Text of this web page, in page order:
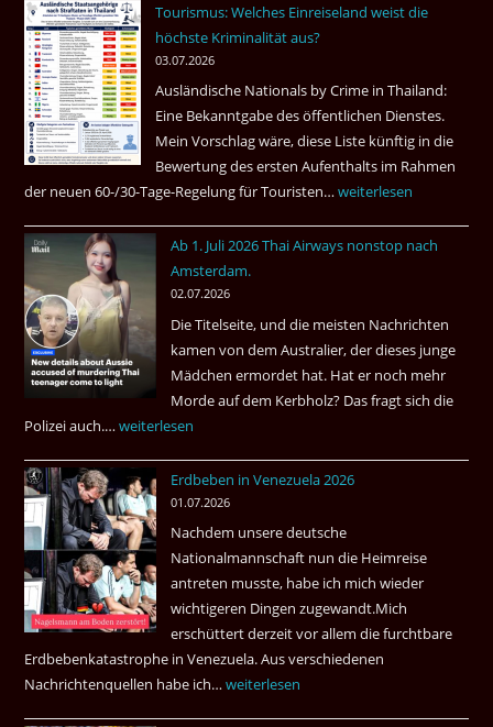
das
Gebiet
Tourismus: Welches Einreiseland weist die
höchste Kriminalität aus?
03.07.2026
Ausländische Nationals by Crime in Thailand:
Eine Bekanntgabe des öffentlichen Dienstes.
Mein Vorschlag wäre, diese Liste künftig in die
Bewertung des ersten Aufenthalts im Rahmen
der neuen 60-/30-Tage-Regelung für Touristen…Tourismus:
Einreiseland
höchste
Kriminalität
aus?
weiterlesen
Ab 1. Juli 2026 Thai Airways nonstop nach
Amsterdam.
02.07.2026
Die Titelseite, und die meisten Nachrichten
kamen von dem Australier, der dieses junge
Mädchen ermordet hat. Hat er noch mehr
Morde auf dem Kerbholz? Das fragt sich die
Polizei auch.…Ab
Juli
2026
Thai
Airways
nonstop
nach
Amsterdam.
weiterlesen
Erdbeben in Venezuela 2026
01.07.2026
Nachdem unsere deutsche
Nationalmannschaft nun die Heimreise
antreten musste, habe ich mich wieder
wichtigeren Dingen zugewandt.Mich
erschüttert derzeit vor allem die furchtbare
Erdbebenkatastrophe in Venezuela. Aus verschiedenen
Nachrichtenquellen habe ich…Erdbeben
weiterlesen